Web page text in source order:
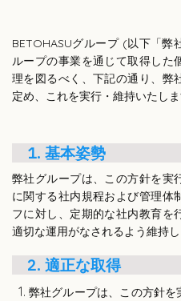
BETOHASUグループ (以下「弊
ループの事業を通じて取得した
理を図るべく、下記の通り、弊
定め、これを実行・維持いたしま
1. 基本姿勢
弊社グループは、この方針を実
に関する社内規程および管理体
フに対し、定期的な社内教育を
適切な運用がなされるよう維持
2. 適正な取得
弊社グループは、この方針